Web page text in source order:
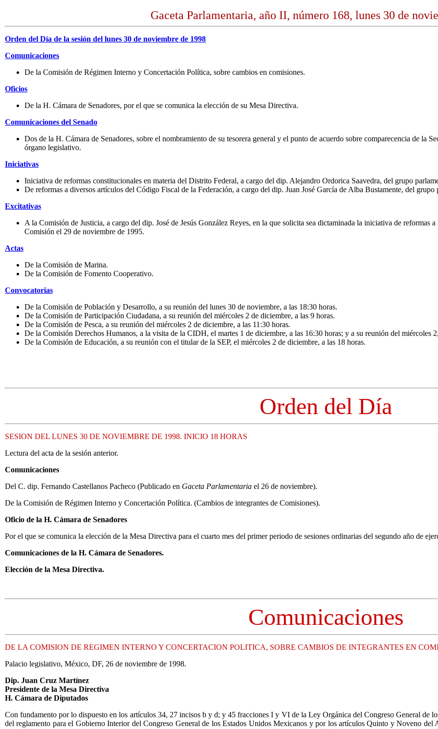
Gaceta Parlamentaria, año II, número 168, lunes 30 de
Orden del Día de la sesión del lunes 30 de noviembre de 1998
Comunicaciones
De la Comisión de Régimen Interno y Concertación Política, sobre cambios en comisiones.
Oficios
De la H. Cámara de Senadores, por el que se comunica la elección de su Mesa Directiva.
Comunicaciones del Senado
Dos de la H. Cámara de Senadores, sobre el nombramiento de su tesorera general y el punto de acuerdo sobre comparecencia de la
órgano legislativo.
Iniciativas
Iniciativa de reformas constitucionales en materia del Distrito Federal, a cargo del dip. Alejandro Ordorica Saavedra, del grupo
De reformas a diversos artículos del Código Fiscal de la Federación, a cargo del dip. Juan José García de Alba Bustamente, del
Excitativas
A la Comisión de Justicia, a cargo del dip. José de Jesús González Reyes, en la que solicita sea dictaminada la iniciativa de reformas
Comisión el 29 de noviembre de 1995.
Actas
De la Comisión de Marina.
De la Comisión de Fomento Cooperativo.
Convocatorias
De la Comisión de Población y Desarrollo, a su reunión del lunes 30 de noviembre, a las 18:30 horas.
De la Comisión de Participación Ciudadana, a su reunión del miércoles 2 de diciembre, a las 9 horas.
De la Comisión de Pesca, a su reunión del miércoles 2 de diciembre, a las 11:30 horas.
De la Comisión Derechos Humanos, a la visita de la CIDH, el martes 1 de diciembre, a las 16:30 horas; y a su reunión del miércoles
De la Comisión de Educación, a su reunión con el titular de la SEP, el miércoles 2 de diciembre, a las 18 horas.
Orden del Día
SESION DEL LUNES 30 DE NOVIEMBRE DE 1998. INICIO 18 HORAS
Lectura del acta de la sesión anterior.
Comunicaciones
Del C. dip. Fernando Castellanos Pacheco (Publicado en Gaceta Parlamentaria el 26 de noviembre).
De la Comisión de Régimen Interno y Concertación Política. (Cambios de integrantes de Comisiones).
Oficio de la H. Cámara de Senadores
Por el que se comunica la elección de la Mesa Directiva para el cuarto mes del primer periodo de sesiones ordinarias del segundo año de
Comunicaciones de la H. Cámara de Senadores.
Elección de la Mesa Directiva.
Comunicaciones
DE LA COMISION DE REGIMEN INTERNO Y CONCERTACION POLITICA, SOBRE CAMBIOS DE INTEGRANTES EN
Palacio legislativo, México, DF, 26 de noviembre de 1998.
Dip. Juan Cruz Martínez
Presidente de la Mesa Directiva
H. Cámara de Diputados
Con fundamento por lo dispuesto en los artículos 34, 27 incisos b y d; y 45 fracciones I y VI de la Ley Orgánica del Congreso General de
del reglamento para el Gobierno Interior del Congreso General de los Estados Unidos Mexicanos y por los artículos Quinto y Noveno del